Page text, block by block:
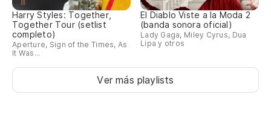
Harry Styles: Together,
Together Tour (setlist
completo)
Aperture, Sign of the Times, As
It Was...
El Diablo Viste a la Moda 2
(banda sonora oficial)
Lady Gaga, Miley Cyrus, Dua
Lipa y otros
Ver más playlists